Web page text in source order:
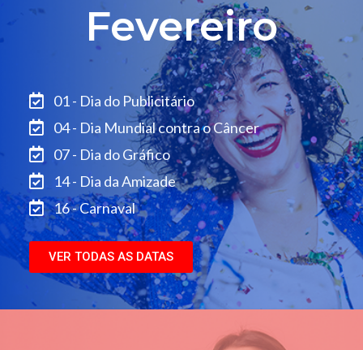
Fevereiro
01 - Dia do Publicitário
04 - Dia Mundial contra o Câncer
07 - Dia do Gráfico
14 - Dia da Amizade
16 - Carnaval
VER TODAS AS DATAS